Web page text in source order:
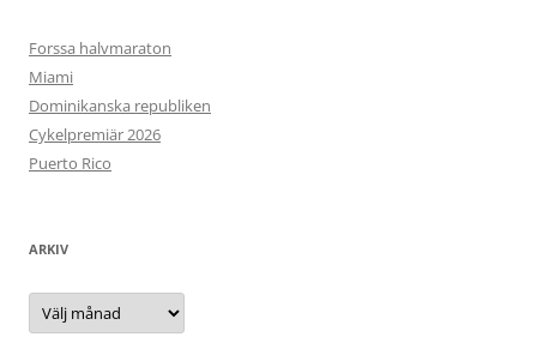
Forssa halvmaraton
Miami
Dominikanska republiken
Cykelpremiär 2026
Puerto Rico
ARKIV
Arkiv